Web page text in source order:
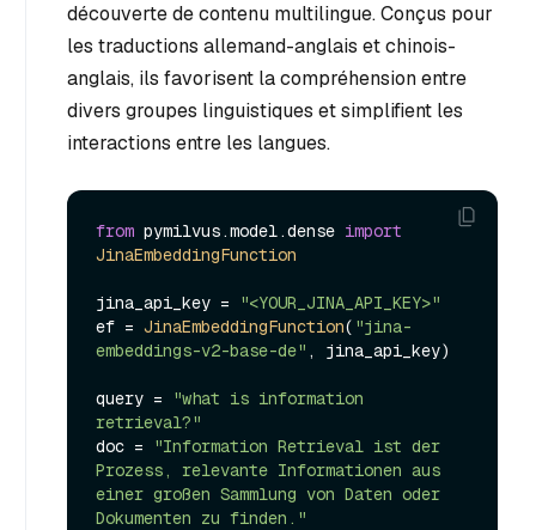
découverte de contenu multilingue. Conçus pour
les traductions allemand-anglais et chinois-
anglais, ils favorisent la compréhension entre
divers groupes linguistiques et simplifient les
interactions entre les langues.
from pymilvus.model.dense import
JinaEmbeddingFunction
jina_api_key =
"<YOUR_JINA_API_KEY>"
ef = JinaEmbeddingFunction( "jina-
embeddings-v2-base-de" , jina_api_key)
query =
"what is information
retrieval?"
doc =
"Information Retrieval ist der
Prozess, relevante Informationen aus
einer großen Sammlung von Daten oder
Dokumenten zu finden."